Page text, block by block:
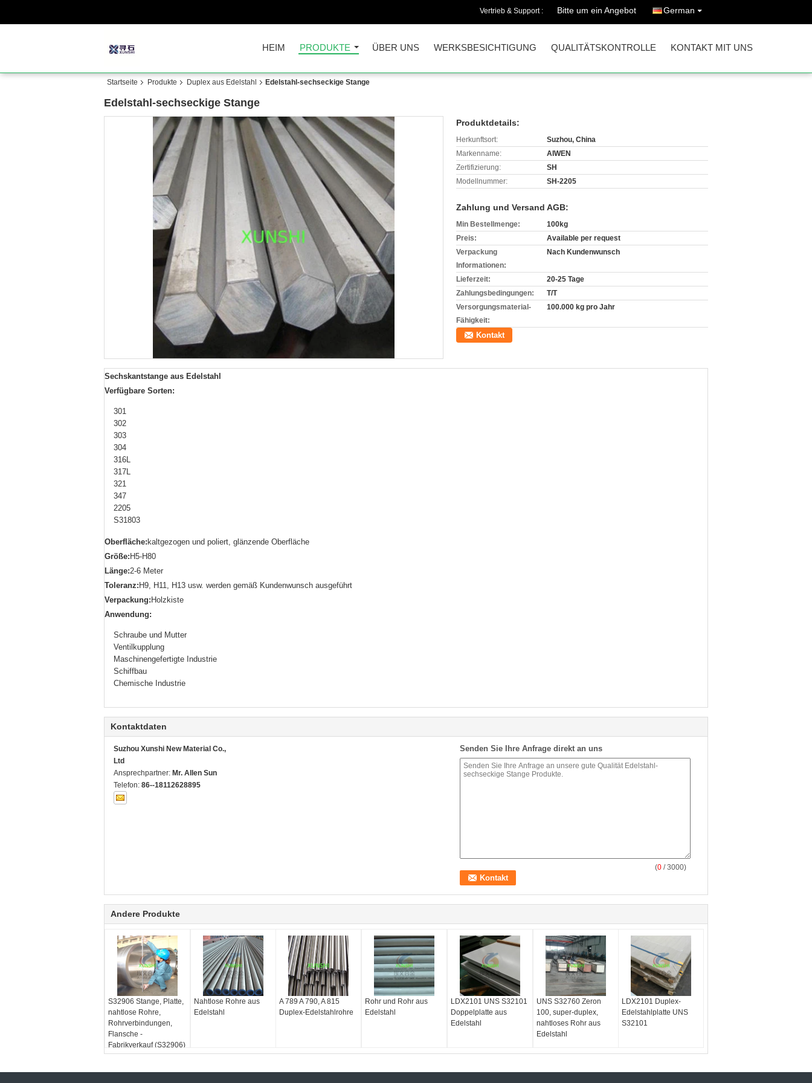
Vertrieb & Support : Bitte um ein Angebot German
HEIM PRODUKTE ÜBER UNS WERKSBESICHTIGUNG QUALITÄTSKONTROLLE KONTAKT MIT UNS
Startseite Produkte Duplex aus Edelstahl Edelstahl-sechseckige Stange
Edelstahl-sechseckige Stange
Produktdetails:
Herkunftsort:
Suzhou, China
Markenname:
AIWEN
Zertifizierung:
SH
Modellnummer:
SH-2205
Zahlung und Versand AGB:
Min Bestellmenge:
100kg
Preis:
Available per request
Verpackung
Informationen:
Nach Kundenwunsch
Lieferzeit:
20-25 Tage
Zahlungsbedingungen:
T/T
Versorgungsmaterial-
Fähigkeit:
100.000 kg pro Jahr
Kontakt
Sechskantstange aus Edelstahl
Verfügbare Sorten:
301
302
303
304
316L
317L
321
347
2205
S31803
Oberfläche: kaltgezogen und poliert, glänzende Oberfläche
Größe: H5-H80
Länge:2-6 Meter
Toleranz: H9, H11, H13 usw. werden gemäß Kundenwunsch ausgeführt
Verpackung: Holzkiste
Anwendung:
Schraube und Mutter
Ventilkupplung
Maschinengefertigte Industrie
Schiffbau
Chemische Industrie
Kontaktdaten
Suzhou Xunshi New Material Co.,
Ltd
Ansprechpartner: Mr. Allen Sun
Telefon: 86--18112628895
Senden Sie Ihre Anfrage direkt an uns
(0 / 3000)
Andere Produkte
S32906 Stange, Platte,
nahtlose Rohre,
Rohrverbindungen,
Flansche -
Fabrikverkauf (S32906)
Nahtlose Rohre aus
Edelstahl
A 789 A 790, A 815
Duplex-Edelstahlrohre
Rohr und Rohr aus
Edelstahl
LDX2101 UNS S32101
Doppelplatte aus
Edelstahl
UNS S32760 Zeron
100, super-duplex,
nahtloses Rohr aus
Edelstahl
LDX2101 Duplex-
Edelstahlplatte UNS
S32101